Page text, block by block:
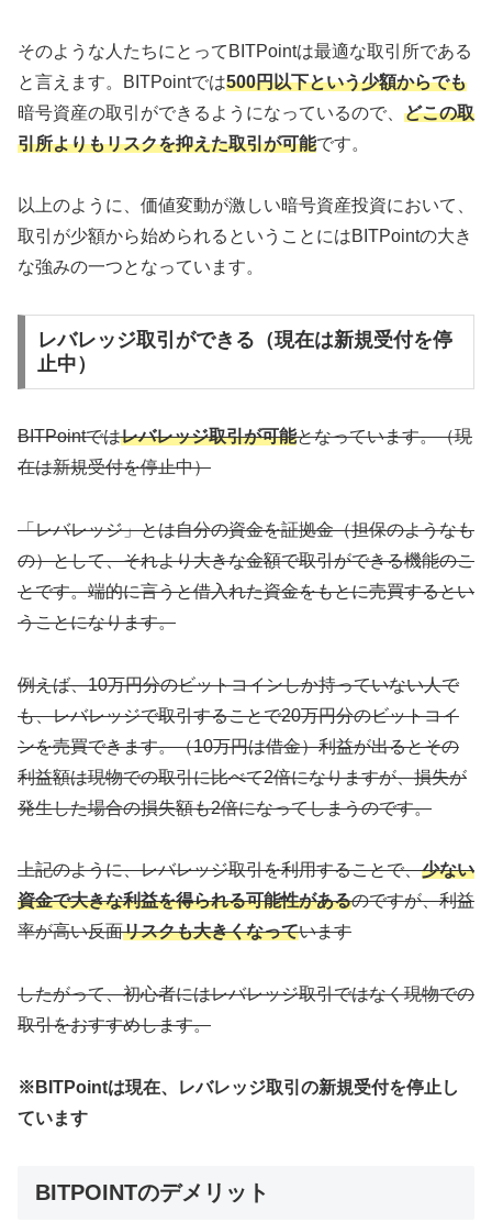
そのような人たちにとってBITPointは最適な取引所である
と言えます。BITPointでは500円以下という少額からでも
暗号資産の取引ができるようになっているので、 どこの取
引所よりもリスクを抑えた取引が可能です。
以上のように、価値変動が激しい暗号資産投資において、
取引が少額から始められるということにはBITPointの大き
な強みの一つとなっています。
レバレッジ取引ができる（現在は新規受付を停
止中）
BITPointではレバレッジ取引が可能となっています。（現
在は新規受付を停止中）
「レバレッジ」とは自分の資金を証拠金（担保のようなも
の）として、それより大きな金額で取引ができる機能のこ
とです。端的に言うと借入れた資金をもとに売買するとい
うことになります。
例えば、10万円分のビットコインしか持っていない人で
も、レバレッジで取引することで20万円分のビットコイ
ンを売買できます。（10万円は借金）利益が出るとその
利益額は現物での取引に比べて2倍になりますが、損失が
発生した場合の損失額も2倍になってしまうのです。
上記のように、レバレッジ取引を利用することで、少ない
資金で大きな利益を得られる可能性があるのですが、利益
率が高い反面リスクも大きくなっています
したがって、初心者にはレバレッジ取引ではなく現物での
取引をおすすめします。
※BITPointは現在、レバレッジ取引の新規受付を停止し
ています
BITPOINTのデメリット